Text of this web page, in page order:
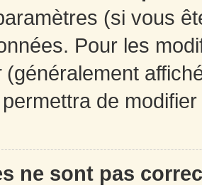
(si vous
Pour les
(généralement
de
ne sont pas